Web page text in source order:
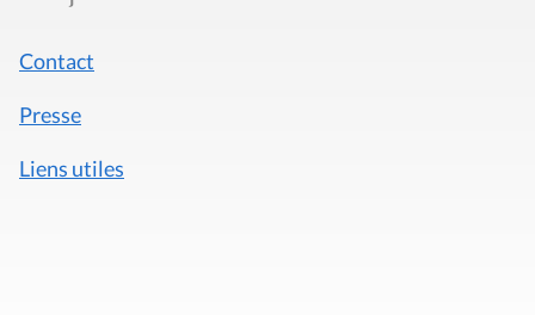
Contact
Presse
Liens utiles